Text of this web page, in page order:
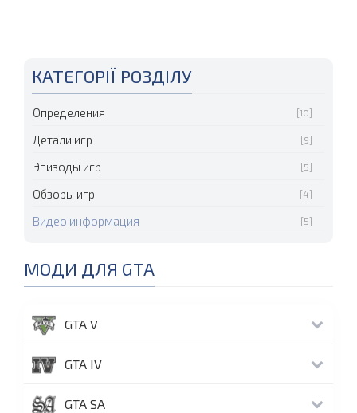
КАТЕГОРІЇ РОЗДІЛУ
Определения [10]
Детали игр [9]
Эпизоды игр [5]
Обзоры игр [4]
Видео информация [5]
МОДИ ДЛЯ GTA
GTA V
GTA IV
GTA SA